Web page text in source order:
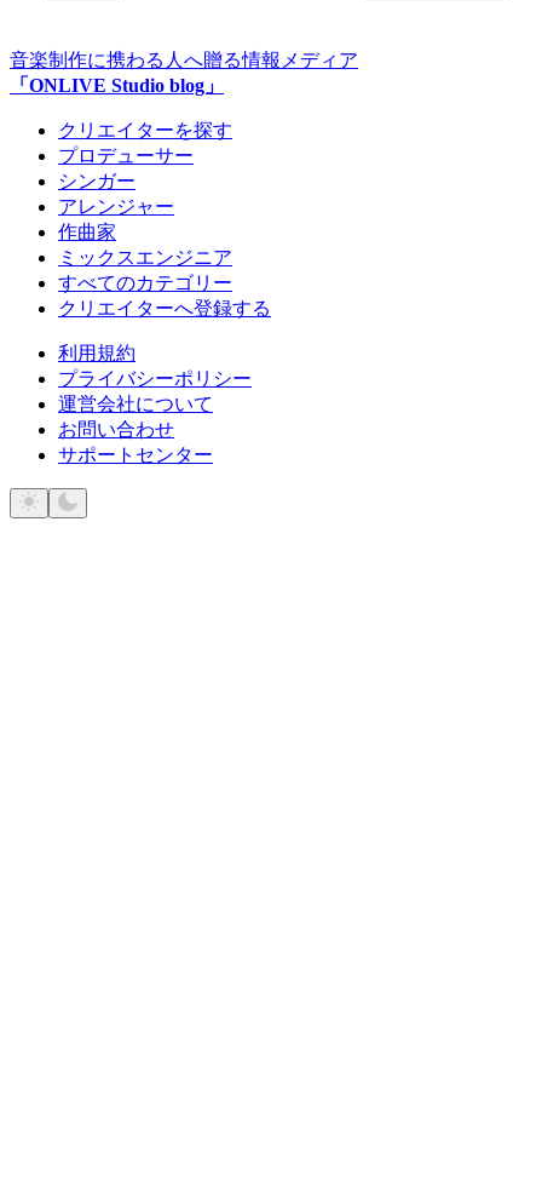
音楽制作に携わる人へ贈る情報メディア
「ONLIVE Studio blog」
クリエイターを探す
プロデューサー
シンガー
アレンジャー
作曲家
ミックスエンジニア
すべてのカテゴリー
クリエイターへ登録する
利用規約
プライバシーポリシー
運営会社について
お問い合わせ
サポートセンター